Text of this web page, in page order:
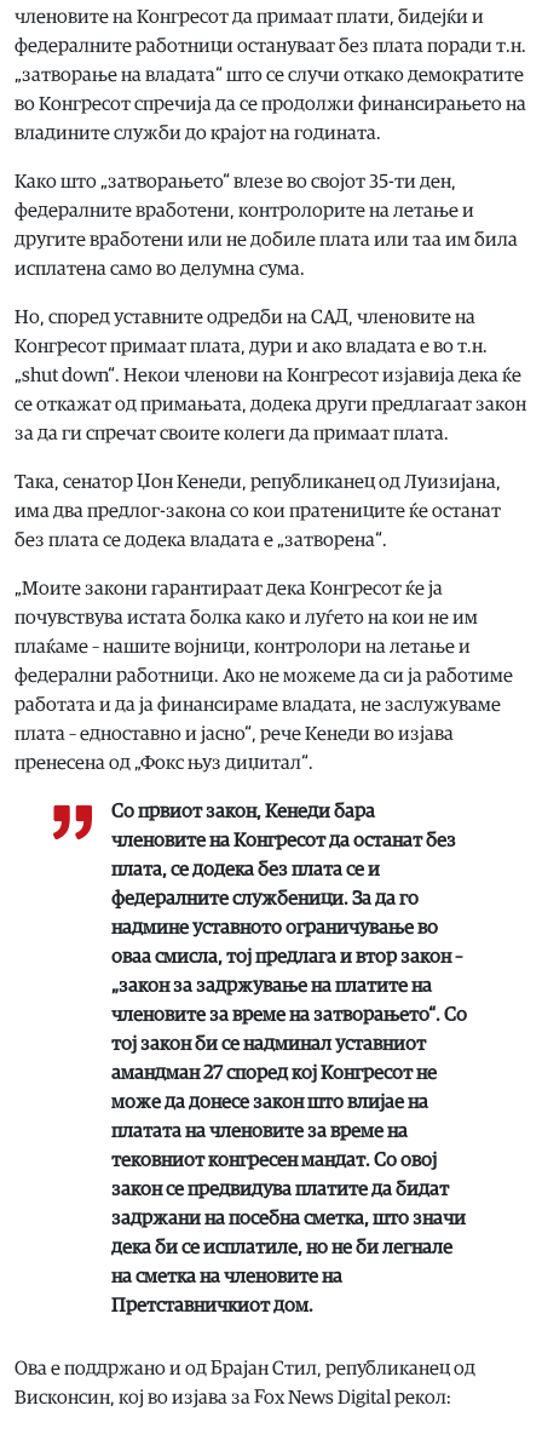
членовите на Конгресот да примаат плати, бидејќи и
федералните работници остануваат без плата поради т.н.
„затворање на владата“ што се случи откако демократите
во Конгресот спречија да се продолжи финансирањето на
владините служби до крајот на годината.
Како што „затворањето“ влезе во својот 35-ти ден,
федералните вработени, контролорите на летање и
другите вработени или не добиле плата или таа им била
исплатена само во делумна сума.
Но, според уставните одредби на САД, членовите на
Конгресот примаат плата, дури и ако владата е во т.н.
„shut down“. Некои членови на Конгресот изјавија дека ќе
се откажат од примањата, додека други предлагаат закон
за да ги спречат своите колеги да примаат плата.
Така, сенатор Џон Кенеди, републиканец од Луизијана,
има два предлог-закона со кои пратениците ќе останат
без плата се додека владата е „затворена“.
„Моите закони гарантираат дека Конгресот ќе ја
почувствува истата болка како и луѓето на кои не им
плаќаме – нашите војници, контролори на летање и
федерални работници. Ако не можеме да си ја работиме
работата и да ја финансираме владата, не заслужуваме
плата – едноставно и јасно“, рече Кенеди во изјава
пренесена од „Фокс њуз диџитал“.
Со првиот закон, Кенеди бара
членовите на Конгресот да останат без
плата, се додека без плата се и
федералните службеници. За да го
надмине уставното ограничување во
оваа смисла, тој предлага и втор закон –
„закон за задржување на платите на
членовите за време на затворањето“. Со
тој закон би се надминал уставниот
амандман 27 според кој Конгресот не
може да донесе закон што влијае на
платата на членовите за време на
тековниот конгресен мандат. Со овој
закон се предвидува платите да бидат
задржани на посебна сметка, што значи
дека би се исплатиле, но не би легнале
на сметка на членовите на
Претставничкиот дом.
Ова е поддржано и од Брајан Стил, републиканец од
Висконсин, кој во изјава за Fox News Digital рекол: